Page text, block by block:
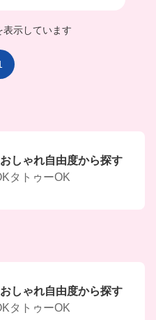
表示しています
しゃれ自由度から探す
タトゥーOK
しゃれ自由度から探す
タトゥーOK